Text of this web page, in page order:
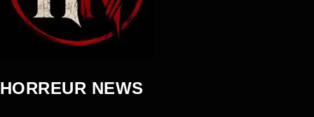
HORREUR NEWS